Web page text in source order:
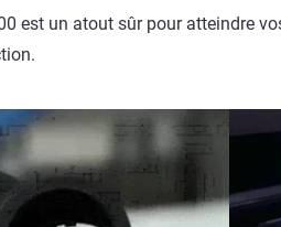
est un atout sûr pour atteindre